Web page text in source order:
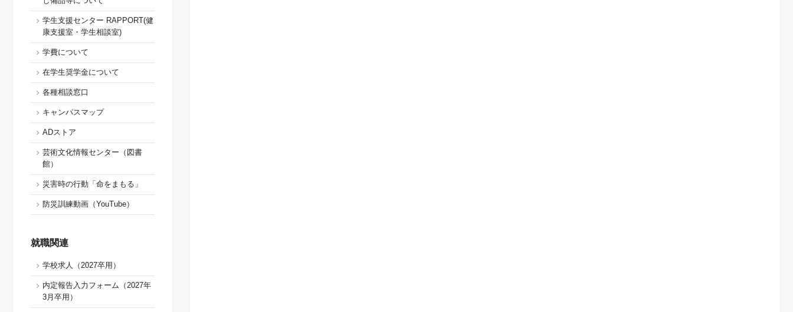
学生支援センター RAPPORT(健
康支援室・学生相談室)
学費について
在学生奨学金について
各種相談窓口
キャンパスマップ
ADストア
芸術文化情報センター（図書
館）
災害時の行動「命をまもる」
防災訓練動画（YouTube）
就職関連
学校求人（2027卒用）
内定報告入力フォーム（2027年
3月卒用）